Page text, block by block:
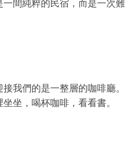
間純粹的民宿，而是一次難
我們的是一整層的咖啡廳。
坐，喝杯咖啡，看看書。